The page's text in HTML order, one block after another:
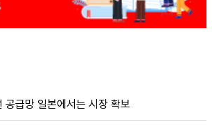
공급망 일본에서는 시장 확보